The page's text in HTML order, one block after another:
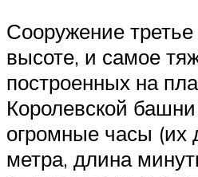
Сооружение
высоте, и самое
построенных на
Королевской
огромные часы (их
метра, длина